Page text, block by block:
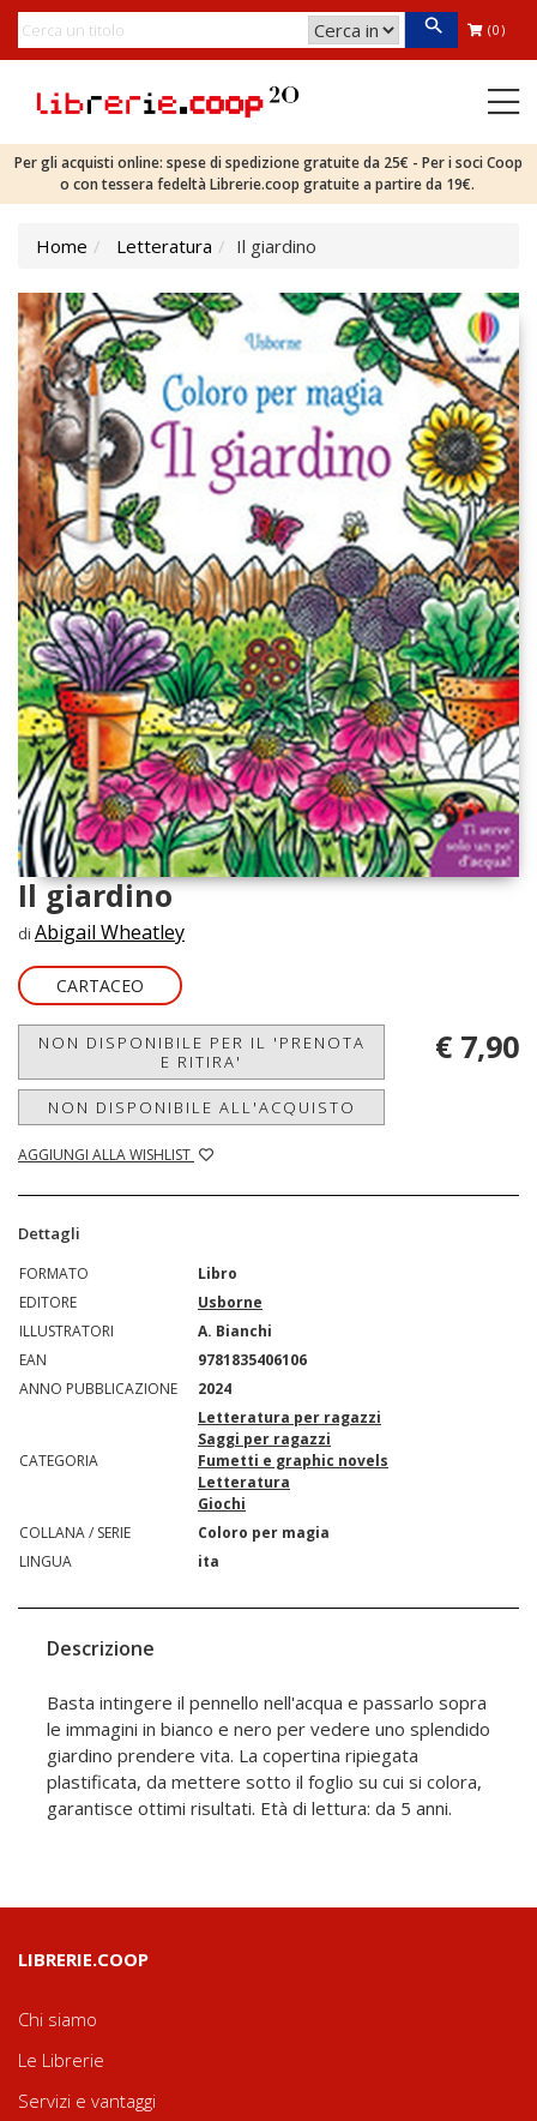
(0)
Per gli acquisti online: spese di spedizione gratuite da 25€ - Per i soci Coop
o con tessera fedeltà Librerie.coop gratuite a partire da 19€.
Home Letteratura Il giardino
Il giardino
di Abigail Wheatley
CARTACEO
NON DISPONIBILE PER IL 'PRENOTA
E RITIRA'
NON DISPONIBILE ALL'ACQUISTO
AGGIUNGI ALLA WISHLIST
€ 7,90
Dettagli
FORMATO
Libro
EDITORE
Usborne
ILLUSTRATORI
A. Bianchi
EAN
9781835406106
ANNO PUBBLICAZIONE
2024
CATEGORIA
Letteratura per ragazzi
Saggi per ragazzi
Fumetti e graphic novels
Letteratura
Giochi
COLLANA / SERIE
Coloro per magia
LINGUA
ita
Descrizione
Basta intingere il pennello nell'acqua e passarlo sopra
le immagini in bianco e nero per vedere uno splendido
giardino prendere vita. La copertina ripiegata
plastificata, da mettere sotto il foglio su cui si colora,
garantisce ottimi risultati. Età di lettura: da 5 anni.
LIBRERIE.COOP
Chi siamo
Le Librerie
Servizi e vantaggi